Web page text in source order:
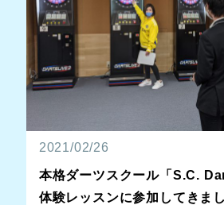
2021/02/26
本格ダーツスクール「S.C.
体験レッスンに参加してきまし